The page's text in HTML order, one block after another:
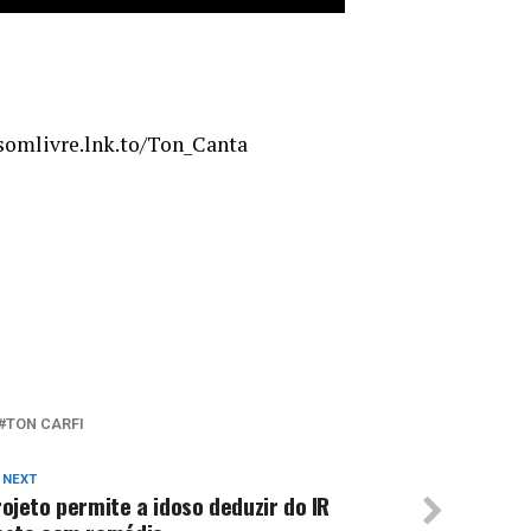
Ton_Canta
TON CARFI
NEXT
permite a idoso deduzir do IR